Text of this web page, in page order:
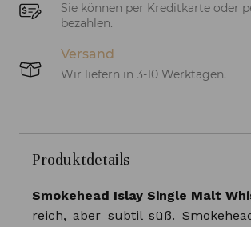
Sie können per Kreditkarte oder
bezahlen.
Versand
Wir liefern in 3-10 Werktagen.
Produktdetails
Smokehead Islay Single Malt
reich, aber subtil süß.